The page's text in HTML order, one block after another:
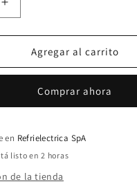
Aumentar
cantidad
para
Tubo
de
5/8
9
mm
Agregar al carrito
Comprar ahora
en Refrielectrica SpA
listo en 2 horas
de la tienda